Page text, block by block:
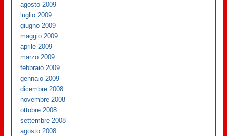
agosto 2009
luglio 2009
giugno 2009
maggio 2009
aprile 2009
marzo 2009
febbraio 2009
gennaio 2009
dicembre 2008
novembre 2008
ottobre 2008
settembre 2008
agosto 2008